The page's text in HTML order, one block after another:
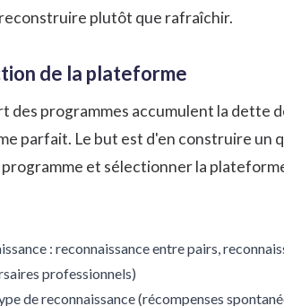
plutôt que rafraîchir.
de la plateforme
des programmes accumulent la
parfait. Le but est d'en construire un
et sélectionner la
: reconnaissance entre pairs,
professionnels)
de reconnaissance (récompenses